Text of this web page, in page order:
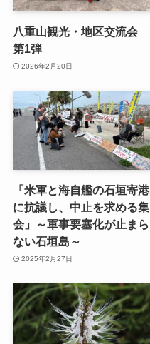
八重山観光・地区交流会
第1弾
2026年2月20日
「米軍と海自艦の石垣寄港
に抗議し、中止を求める集
会」～軍事要塞化が止まら
ない石垣島～
2025年2月27日